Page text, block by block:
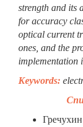
strength and its
for accuracy
optical current
ones, and the
implementation
Keywords: